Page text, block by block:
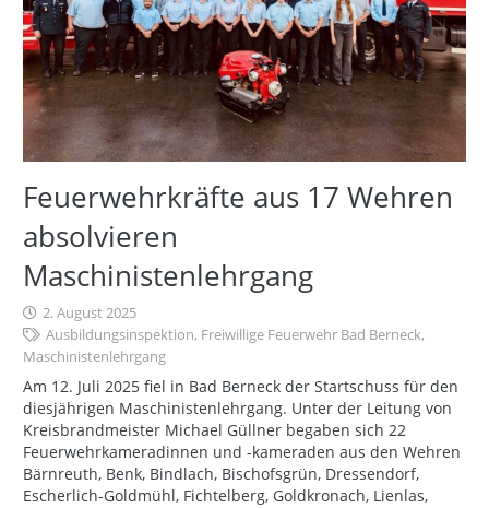
Feuerwehrkräfte aus 17 Wehren
absolvieren
Maschinistenlehrgang
2. August 2025
Ausbildungsinspektion, Freiwillige Feuerwehr Bad Berneck,
Maschinistenlehrgang
Am 12. Juli 2025 fiel in Bad Berneck der Startschuss für den
diesjährigen Maschinistenlehrgang. Unter der Leitung von
Kreisbrandmeister Michael Güllner begaben sich 22
Feuerwehrkameradinnen und -kameraden aus den Wehren
Bärnreuth, Benk, Bindlach, Bischofsgrün, Dressendorf,
Escherlich-Goldmühl, Fichtelberg, Goldkronach, Lienlas,